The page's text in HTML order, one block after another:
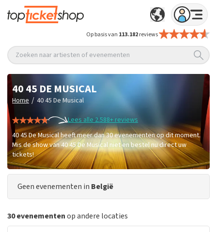
Op basis van 113.182reviews
Zoeken naar artiesten of evenementen
40 45 DE MUSICAL
Home / 40 45 De Musical
Lees alle 2.588+ reviews
40 45 De Musical heeft meer dan 30 evenementen op dit moment.
Mis de show van 40 45 De Musical niet en bestel nu direct uw
tickets!
Geen evenementen in België
30 evenementenop andere locaties